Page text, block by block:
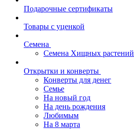
Подарочные сертификаты
Товары с уценкой
Семена
Семена Хищных растений
Открытки и конверты
Конверты для денег
Семье
На новый год
На день рождения
Любимым
На 8 марта